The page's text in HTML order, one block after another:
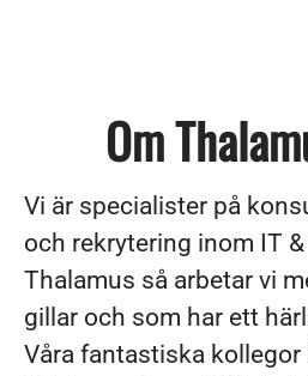
Om
Vi är specialister på
och rekrytering inom IT
Thalamus så arbetar vi
gillar och som har ett
Våra fantastiska